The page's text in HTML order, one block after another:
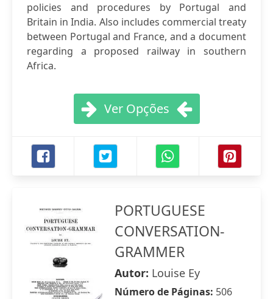
policies and procedures by Portugal and
Britain in India. Also includes commercial treaty
between Portugal and France, and a document
regarding a proposed railway in southern
Africa.
Ver Opções
PORTUGUESE
CONVERSATION-
GRAMMER
Autor: Louise Ey
Número de Páginas: 506